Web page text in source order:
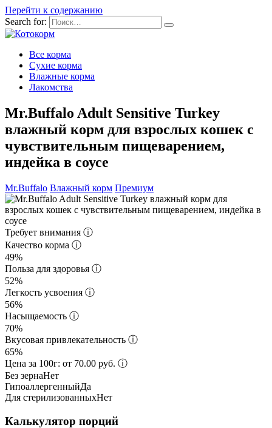
Перейти к содержанию
Search for:
Все корма
Сухие корма
Влажные корма
Лакомства
Mr.Buffalo Adult Sensitive Turkey
влажный корм для взрослых кошек с
чувствительным пищеварением,
индейка в соусе
Mr.Buffalo Влажный корм Премиум
Требует внимания ⓘ
Качество корма ⓘ
49%
Польза для здоровья ⓘ
52%
Легкость усвоения ⓘ
56%
Насыщаемость ⓘ
70%
Вкусовая привлекательность ⓘ
65%
Цена за 100г: от 70.00 руб. ⓘ
Без зернаНет
ГипоаллергенныйДа
Для стерилизованныхНет
Калькулятор порций